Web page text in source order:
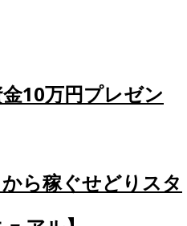
金10万円プレゼン
から稼ぐせどりスタ